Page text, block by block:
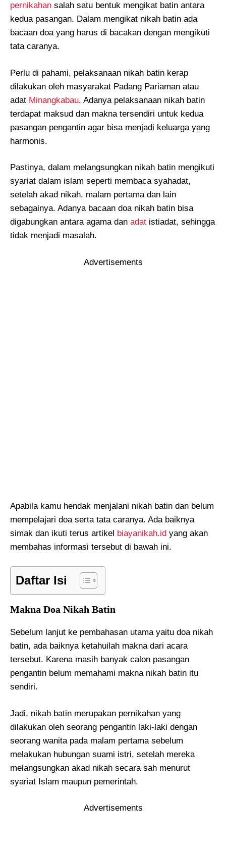
pernikahan salah satu bentuk mengikat batin antara
kedua pasangan. Dalam mengikat nikah batin ada
bacaan doa yang harus di bacakan dengan mengikuti
tata caranya.
Perlu di pahami, pelaksanaan nikah batin kerap
dilakukan oleh masyarakat Padang Pariaman atau
adat Minangkabau. Adanya pelaksanaan nikah batin
terdapat maksud dan makna tersendiri untuk kedua
pasangan pengantin agar bisa menjadi keluarga yang
harmonis.
Pastinya, dalam melangsungkan nikah batin mengikuti
syariat dalam islam seperti membaca syahadat,
setelah akad nikah, malam pertama dan lain
sebagainya. Adanya bacaan doa nikah batin bisa
digabungkan antara agama dan adat istiadat, sehingga
tidak menjadi masalah.
Advertisements
Apabila kamu hendak menjalani nikah batin dan belum
mempelajari doa serta tata caranya. Ada baiknya
simak dan ikuti terus artikel biayanikah.id yang akan
membahas informasi tersebut di bawah ini.
Daftar Isi
Makna Doa Nikah Batin
Sebelum lanjut ke pembahasan utama yaitu doa nikah
batin, ada baiknya ketahuilah makna dari acara
tersebut. Karena masih banyak calon pasangan
pengantin belum memahami makna nikah batin itu
sendiri.
Jadi, nikah batin merupakan pernikahan yang
dilakukan oleh seorang pengantin laki-laki dengan
seorang wanita pada malam pertama sebelum
melakukan hubungan suami istri, setelah mereka
melangsungkan akad nikah secara sah menurut
syariat Islam maupun pemerintah.
Advertisements